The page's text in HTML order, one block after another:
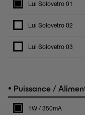
Lui Solovetro 01
Lui Solovetro 02
Lui Solovetro 03
• Puissance /
1W / 350mA